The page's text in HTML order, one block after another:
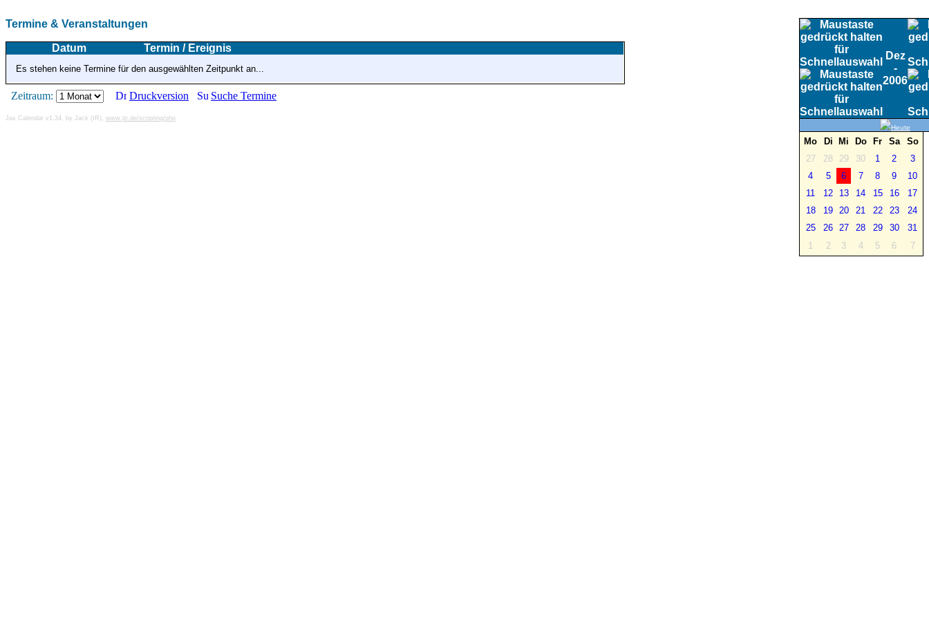
Termine & Veranstaltungen
Datum Termin / Ereignis
Es stehen keine Termine für den ausgewählten Zeitpunkt an...
Zeitraum: Druckversion Suche Termine
Jax Calendar v1.34, by Jack (tR), www.jtr.de/scripting/php
Dez
-
2006
Heute
Mo Di Mi Do Fr Sa
So
27
28 29 30 1 2
3
4
5 6 7 8 9
10
11
12 13 14 15 16
17
18
19 20 21 22 23
24
25
26 27 28 29 30
31
1
2 3 4 5 6 7